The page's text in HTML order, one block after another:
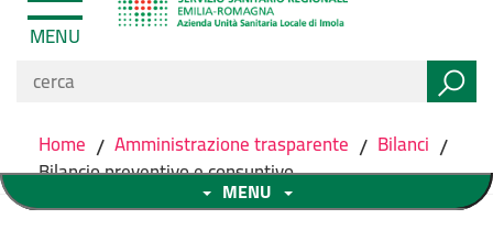
MENU
Home / Amministrazione trasparente / Bilanci /
Bilancio preventivo e consuntivo
MENU